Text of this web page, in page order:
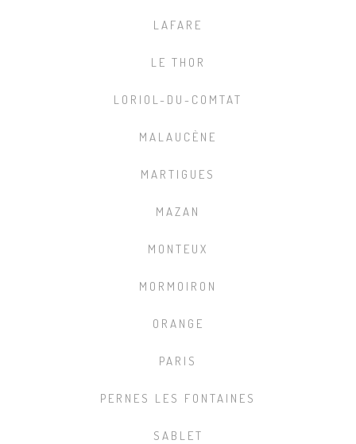
LAFARE
LE THOR
LORIOL-DU-COMTAT
MALAUCÈNE
MARTIGUES
MAZAN
MONTEUX
MORMOIRON
ORANGE
PARIS
PERNES LES FONTAINES
SABLET